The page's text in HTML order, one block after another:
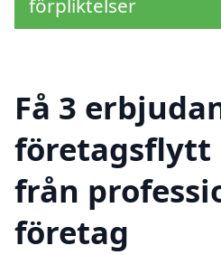
Få 3
företagsflytt
från
företag